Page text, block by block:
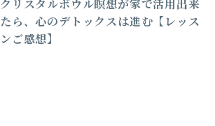
クリスタルボウル瞑想が家で活用出来
たら、心のデトックスは進む【レッス
ンご感想】